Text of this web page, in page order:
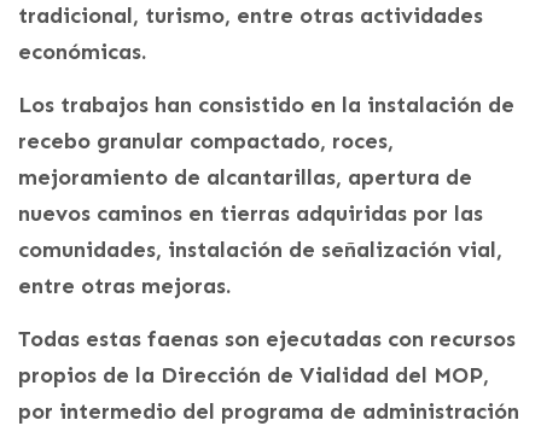
tradicional, turismo, entre otras actividades
económicas.
Los trabajos han consistido en la instalación de
recebo granular compactado, roces,
mejoramiento de alcantarillas, apertura de
nuevos caminos en tierras adquiridas por las
comunidades, instalación de señalización vial,
entre otras mejoras.
Todas estas faenas son ejecutadas con recursos
propios de la Dirección de Vialidad del MOP,
por intermedio del programa de administración